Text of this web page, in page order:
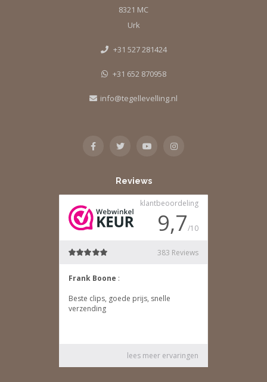
8321 MC
Urk
+31 527 281424
+31 652 870958
info@tegellevelling.nl
Reviews